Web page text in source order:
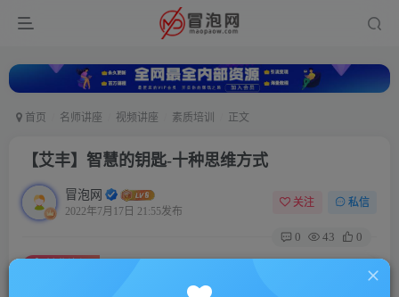
首页 名师讲座 视频讲座 素质培训 正文
【艾丰】智慧的钥匙-十种思维方式
冒泡网
2022年7月17日 21:55发布
关注 私信
0 43 0
【艾丰】智慧的钥匙-十种思维方式